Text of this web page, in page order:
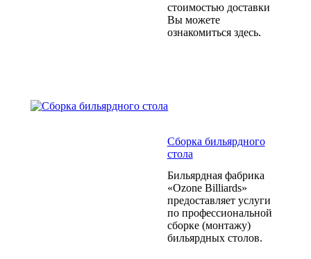
стоимостью доставки
Вы можете
ознакомиться здесь.
Сборка бильярдного
стола
Бильярдная фабрика
«Ozone Billiards»
предоставляет услуги
по профессиональной
сборке (монтажу)
бильярдных столов.